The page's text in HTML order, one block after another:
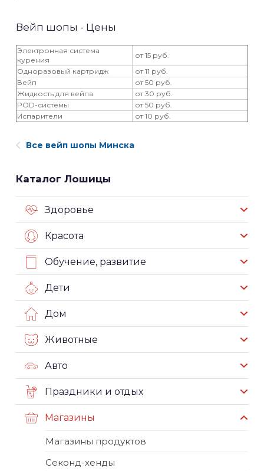
Вейп шопы - Цены
Электронная система
курения
от 15 руб.
Одноразовый картридж
от 11 руб.
Вейп
от 50 руб.
Жидкость для вейпа
от 30 руб.
POD-системы
от 50 руб.
Испарители
от 10 руб.
Все вейп шопы Минска
Каталог Лошицы
Здоровье
Красота
Обучение, развитие
Дети
Дом
Животные
Авто
Праздники и отдых
Магазины
Магазины продуктов
Секонд-хенды